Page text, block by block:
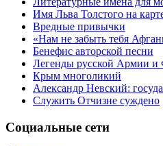
Имя Льва Толстого на
Вредные привычки
«Нам не забыть тебя
Бенефис авторской песни
Легенды русской Армии и
Крым многоликий
Александр Невский:
Служить Отчизне суждено
Социальные сети